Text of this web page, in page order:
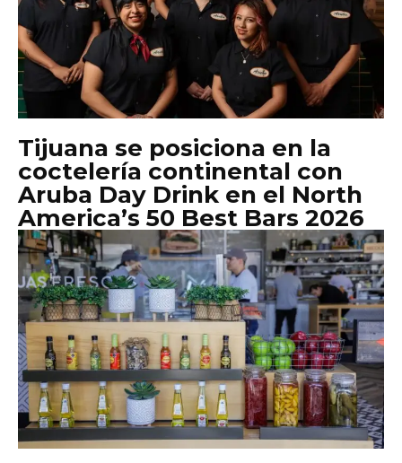
Tijuana se posiciona en la
coctelería continental con
Aruba Day Drink en el North
America’s 50 Best Bars 2026